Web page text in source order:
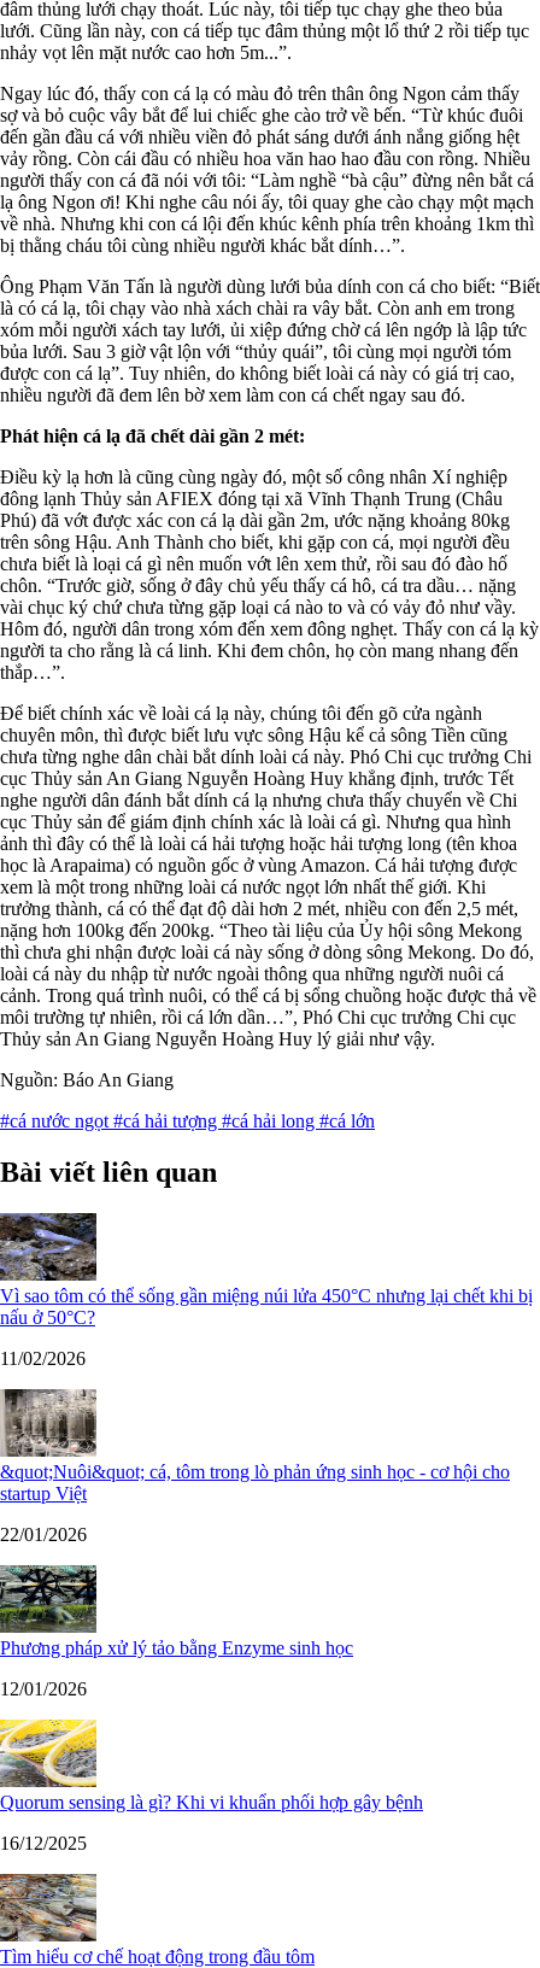
đâm thủng lưới chạy thoát. Lúc này, tôi tiếp tục chạy ghe theo bủa
lưới. Cũng lần này, con cá tiếp tục đâm thủng một lổ thứ 2 rồi tiếp tục
nhảy vọt lên mặt nước cao hơn 5m...”.
Ngay lúc đó, thấy con cá lạ có màu đỏ trên thân ông Ngon cảm thấy
sợ và bỏ cuộc vây bắt để lui chiếc ghe cào trở về bến. “Từ khúc đuôi
đến gần đầu cá với nhiều viền đỏ phát sáng dưới ánh nắng giống hệt
vảy rồng. Còn cái đầu có nhiều hoa văn hao hao đầu con rồng. Nhiều
người thấy con cá đã nói với tôi: “Làm nghề “bà cậu” đừng nên bắt cá
lạ ông Ngon ơi! Khi nghe câu nói ấy, tôi quay ghe cào chạy một mạch
về nhà. Nhưng khi con cá lội đến khúc kênh phía trên khoảng 1km thì
bị thằng cháu tôi cùng nhiều người khác bắt dính…”.
Ông Phạm Văn Tấn là người dùng lưới bủa dính con cá cho biết: “Biết
là có cá lạ, tôi chạy vào nhà xách chài ra vây bắt. Còn anh em trong
xóm mỗi người xách tay lưới, ủi xiệp đứng chờ cá lên ngớp là lập tức
bủa lưới. Sau 3 giờ vật lộn với “thủy quái”, tôi cùng mọi người tóm
được con cá lạ”. Tuy nhiên, do không biết loài cá này có giá trị cao,
nhiều người đã đem lên bờ xem làm con cá chết ngay sau đó.
Phát hiện cá lạ đã chết dài gần 2 mét:
Điều kỳ lạ hơn là cũng cùng ngày đó, một số công nhân Xí nghiệp
đông lạnh Thủy sản AFIEX đóng tại xã Vĩnh Thạnh Trung (Châu
Phú) đã vớt được xác con cá lạ dài gần 2m, ước nặng khoảng 80kg
trên sông Hậu. Anh Thành cho biết, khi gặp con cá, mọi người đều
chưa biết là loại cá gì nên muốn vớt lên xem thử, rồi sau đó đào hố
chôn. “Trước giờ, sống ở đây chủ yếu thấy cá hô, cá tra dầu… nặng
vài chục ký chứ chưa từng gặp loại cá nào to và có vảy đỏ như vầy.
Hôm đó, người dân trong xóm đến xem đông nghẹt. Thấy con cá lạ kỳ
người ta cho rằng là cá linh. Khi đem chôn, họ còn mang nhang đến
thắp…”.
Để biết chính xác về loài cá lạ này, chúng tôi đến gõ cửa ngành
chuyên môn, thì được biết lưu vực sông Hậu kể cả sông Tiền cũng
chưa từng nghe dân chài bắt dính loài cá này. Phó Chi cục trưởng Chi
cục Thủy sản An Giang Nguyễn Hoàng Huy khẳng định, trước Tết
nghe người dân đánh bắt dính cá lạ nhưng chưa thấy chuyển về Chi
cục Thủy sản để giám định chính xác là loài cá gì. Nhưng qua hình
ảnh thì đây có thể là loài cá hải tượng hoặc hải tượng long (tên khoa
học là Arapaima) có nguồn gốc ở vùng Amazon. Cá hải tượng được
xem là một trong những loài cá nước ngọt lớn nhất thế giới. Khi
trưởng thành, cá có thể đạt độ dài hơn 2 mét, nhiều con đến 2,5 mét,
nặng hơn 100kg đến 200kg. “Theo tài liệu của Ủy hội sông Mekong
thì chưa ghi nhận được loài cá này sống ở dòng sông Mekong. Do đó,
loài cá này du nhập từ nước ngoài thông qua những người nuôi cá
cảnh. Trong quá trình nuôi, có thể cá bị sổng chuồng hoặc được thả về
môi trường tự nhiên, rồi cá lớn dần…”, Phó Chi cục trưởng Chi cục
Thủy sản An Giang Nguyễn Hoàng Huy lý giải như vậy.
Nguồn: Báo An Giang
#cá nước ngọt #cá hải tượng #cá hải long #cá lớn
Bài viết liên quan
Vì sao tôm có thể sống gần miệng núi lửa 450°C nhưng lại chết khi bị
nấu ở 50°C?
11/02/2026
&quot;Nuôi&quot; cá, tôm trong lò phản ứng sinh học - cơ hội cho
startup Việt
22/01/2026
Phương pháp xử lý tảo bằng Enzyme sinh học
12/01/2026
Quorum sensing là gì? Khi vi khuẩn phối hợp gây bệnh
16/12/2025
Tìm hiểu cơ chế hoạt động trong đầu tôm